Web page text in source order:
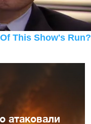
атаковали